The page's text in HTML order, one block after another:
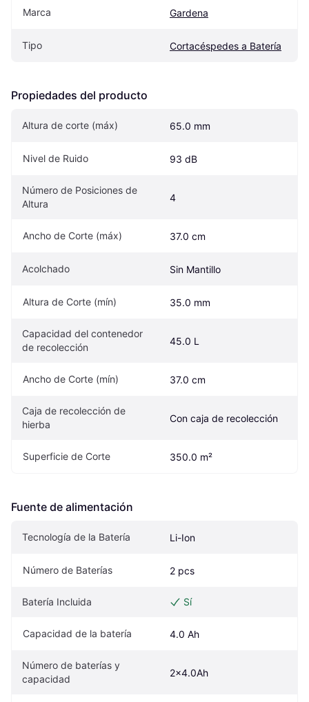
Marca Gardena
Tipo Cortacéspedes a Batería
Propiedades del producto
Altura de corte (máx) 65.0 mm
Nivel de Ruido 93 dB
Número de Posiciones de
Altura
4
Ancho de Corte (máx) 37.0 cm
Acolchado Sin Mantillo
Altura de Corte (mín) 35.0 mm
Capacidad del contenedor
de recolección
45.0 L
Ancho de Corte (mín) 37.0 cm
Caja de recolección de
hierba
Con caja de recolección
Superficie de Corte 350.0 m²
Fuente de alimentación
Tecnología de la Batería Li-Ion
Número de Baterías 2 pcs
Batería Incluida Sí
Capacidad de la batería 4.0 Ah
Número de baterías y
capacidad
2x4.0Ah